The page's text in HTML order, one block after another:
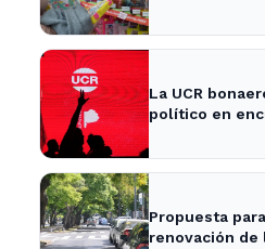
La UCR
político en
Propuesta
renovación de